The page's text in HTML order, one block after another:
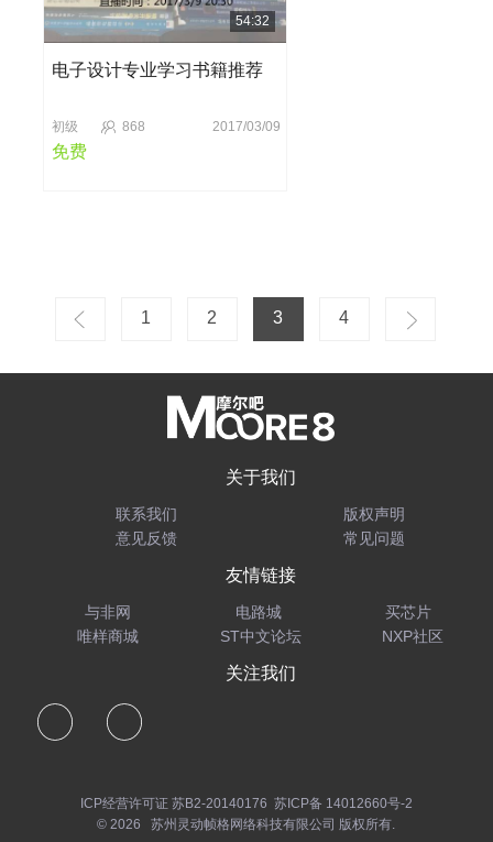
54:32
电子设计专业学习书籍推荐
初级 868 2017/03/09
免费
1 2 3 4
关于我们
联系我们
版权声明
意见反馈
常见问题
友情链接
与非网 电路城
买芯片
唯样商城
ST中文论坛 NXP社区
关注我们
ICP经营许可证 苏B2-20140176 苏ICP备 14012660号-2
© 2026 苏州灵动帧格网络科技有限公司 版权所有.